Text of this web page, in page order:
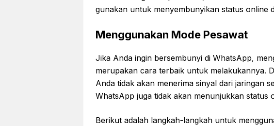
gunakan untuk menyembunyikan status online
Menggunakan Mode Pesawat
Jika Anda ingin bersembunyi di WhatsApp,
merupakan cara terbaik untuk melakukannya.
Anda tidak akan menerima sinyal dari jaringan
WhatsApp juga tidak akan menunjukkan status
Berikut adalah langkah-langkah untuk